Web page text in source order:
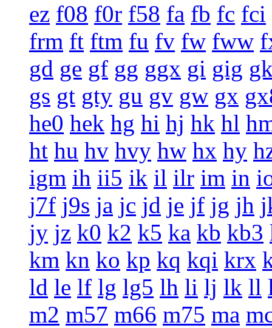
ez f08 f0r f58 fa fb fc fci
frm ft ftm fu fv fw fww
gd ge gf gg ggx gi gig
gs gt gty gu gv gw gx
he0 hek hg hi hj hk hl
ht hu hv hvy hw hx hy
igm ih ii5 ik il ilr im in
j7f j9s ja jc jd je jf jg jh
jy jz k0 k2 k5 ka kb kb3
km kn ko kp kq kqi krx
ld le lf lg lg5 lh li lj lk ll
m2 m57 m66 m75 ma